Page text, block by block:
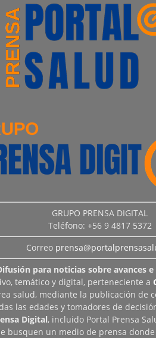
GRUPO PRENSA DIGITAL
Teléfono: +56 9 4817 5372
Correo
para noticias sobre avances
temático y digital, perteneciente a
salud, mediante la publicación de
las edades y tomadores de
Digital, incluido Portal Prensa
busquen un medio de prensa